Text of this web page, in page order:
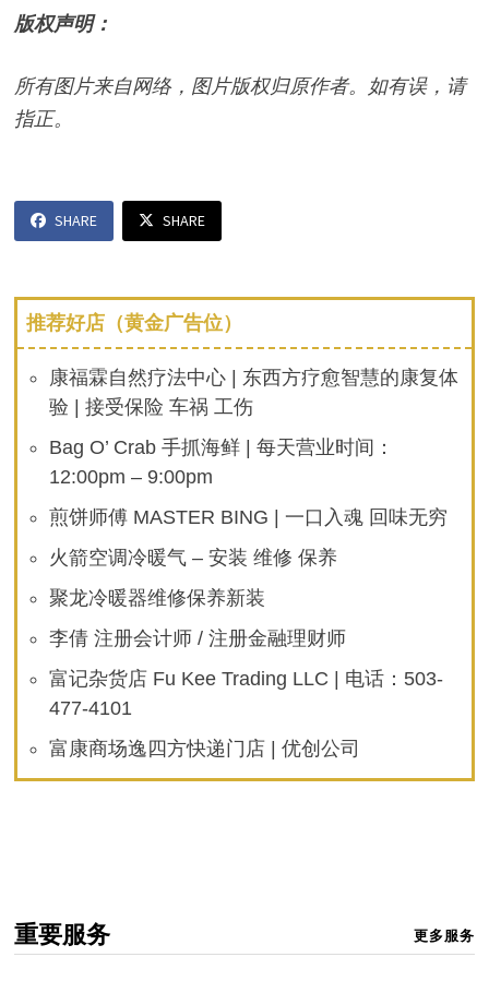
版权声明：
所有图片来自网络，图片版权归原作者。如有误，请
指正。
SHARE SHARE
推荐好店（黄金广告位）
康福霖自然疗法中心 | 东西方疗愈智慧的康复体
验 | 接受保险 车祸 工伤
Bag O’ Crab 手抓海鲜 | 每天营业时间：
12:00pm – 9:00pm
煎饼师傅 MASTER BING | 一口入魂 回味无穷
火箭空调冷暖气 – 安装 维修 保养
聚龙冷暖器维修保养新装
李倩 注册会计师 / 注册金融理财师
富记杂货店 Fu Kee Trading LLC | 电话：503-
477-4101
富康商场逸四方快递门店 | 优创公司
重要服务 更多服务